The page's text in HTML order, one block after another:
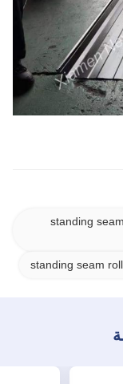
standing
standing seam